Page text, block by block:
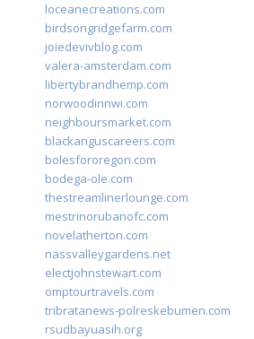
loceanecreations.com
birdsongridgefarm.com
joiedevivblog.com
valera-amsterdam.com
libertybrandhemp.com
norwoodinnwi.com
neighboursmarket.com
blackanguscareers.com
bolesfororegon.com
bodega-ole.com
thestreamlinerlounge.com
mestrinorubanofc.com
novelatherton.com
nassvalleygardens.net
electjohnstewart.com
omptourtravels.com
tribratanews-polreskebumen.com
rsudbayuasih.org